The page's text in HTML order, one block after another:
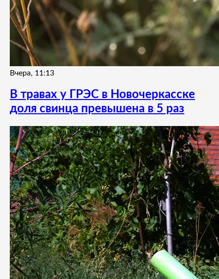
Вчера, 11:13
В травах у ГРЭС в Новочеркасске
доля свинца превышена в 5 раз